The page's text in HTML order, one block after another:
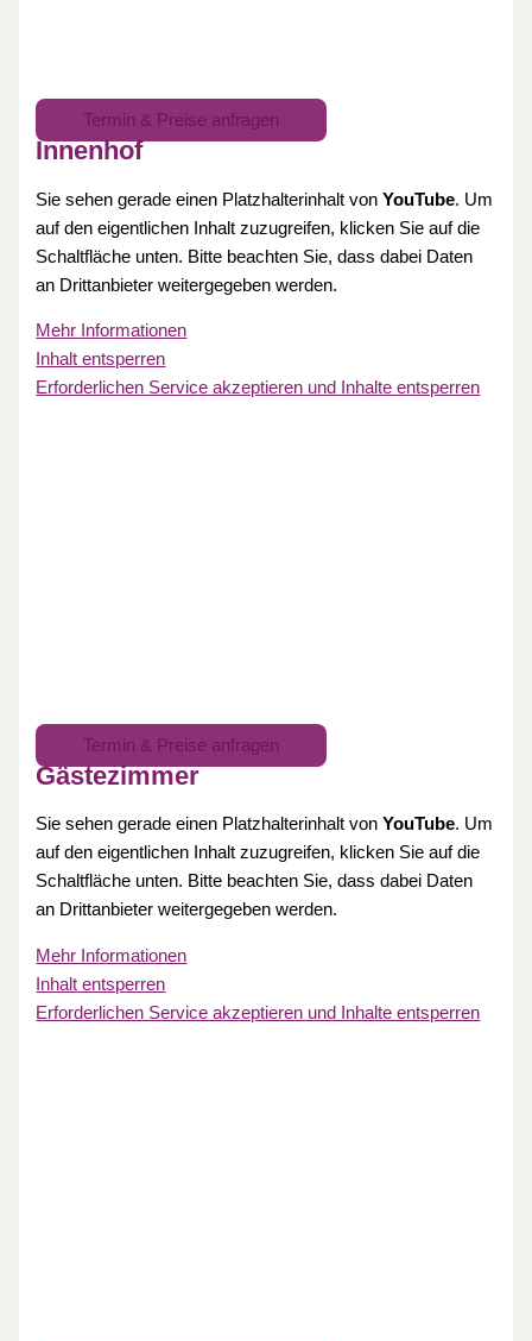
Termin & Preise anfragen
Innenhof
Sie sehen gerade einen Platzhalterinhalt vonYouTube. Um
auf den eigentlichen Inhalt zuzugreifen, klicken Sie auf die
Schaltfläche unten. Bitte beachten Sie, dass dabei Daten
an Drittanbieter weitergegeben werden.
Mehr Informationen
Inhalt entsperren
Erforderlichen Service akzeptieren und Inhalte entsperren
Termin & Preise anfragen
Gästezimmer
Sie sehen gerade einen Platzhalterinhalt vonYouTube. Um
auf den eigentlichen Inhalt zuzugreifen, klicken Sie auf die
Schaltfläche unten. Bitte beachten Sie, dass dabei Daten
an Drittanbieter weitergegeben werden.
Mehr Informationen
Inhalt entsperren
Erforderlichen Service akzeptieren und Inhalte entsperren